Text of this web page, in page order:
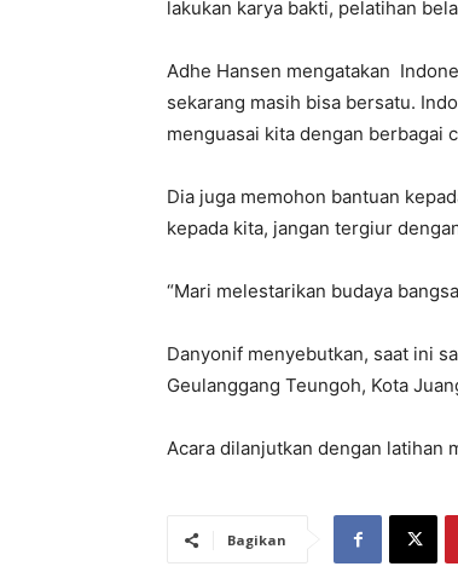
lakukan karya bakti, pelatihan
Adhe Hansen mengatakan
sekarang masih bisa bersatu.
menguasai kita dengan berbagai
Dia juga memohon bantuan
kepada kita, jangan tergiur
“Mari melestarikan budaya
Danyonif menyebutkan, saat ini
Geulanggang Teungoh, Kota
Acara dilanjutkan dengan latihan
Bagikan